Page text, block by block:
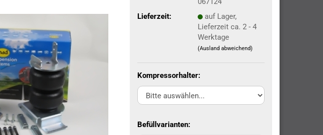
Lieferzeit:
auf Lager,
Lieferzeit ca. 2 - 4
Werktage
(Ausland abweichend)
Kompressorhalter:
Befüllvarianten: